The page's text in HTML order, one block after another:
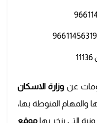
عن وزارة الاسكان
والمهام المنوطة بها،
التي يزخر بها موقع